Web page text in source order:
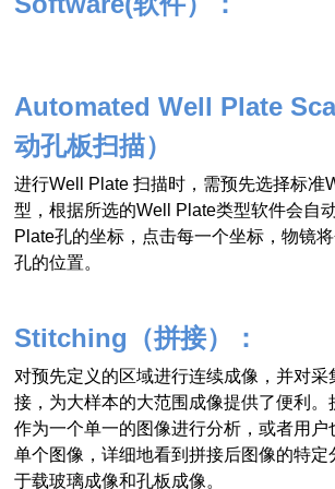
Automated Well Plate
动孔板扫描）
进行Well Plate 扫描时，需预先选择标准
型，根据所选的Well Plate类型软件会自
Plate孔的坐标，点击每一个坐标，物镜
孔的位置。
Stitching （拼接）：
对预先定义的区域进行连续成像，并对采
接，为大样本的大范围成像提供了便利。
作为一个单一的图像进行分析，或者用户
单个图像，详细地看到拼接后图像的特定
于载玻璃成像和孔板成像。